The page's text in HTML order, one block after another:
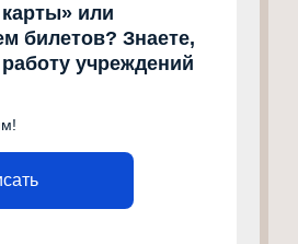
или
билетов? Знаете,
учреждений